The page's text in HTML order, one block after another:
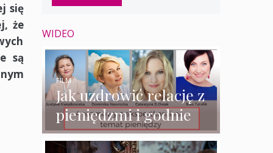
się
że
są
WIDEO
Jak uzdrowić relację z
pieniędzmi i godnie
zarabiać? – 4
FILM